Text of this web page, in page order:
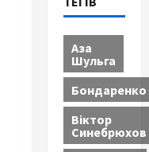
Аза
Шульга
Бондаренко
Віктор
Синебрюхов